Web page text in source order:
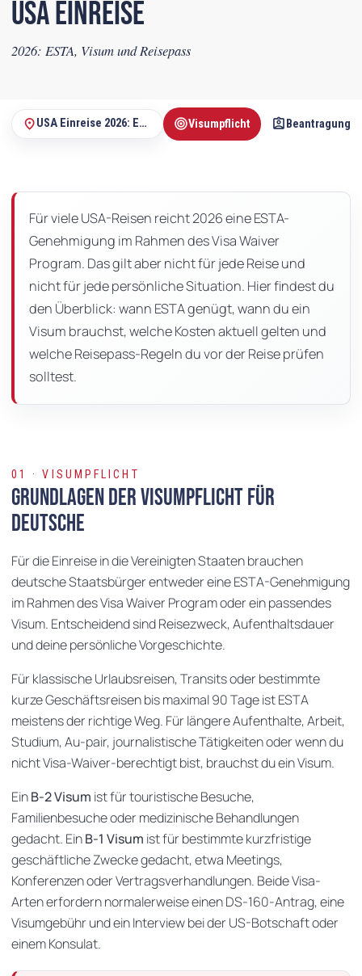
USA Einreise
2026: ESTA, Visum und Reisepass
dieser
Seite
place USA Einreise 2026: ESTA, Visum und Reisepass targetVisumpflicht assignment_ind Beantragung
Für viele USA-Reisen reicht 2026 eine ESTA-
Genehmigung im Rahmen des Visa Waiver
Program. Das gilt aber nicht für jede Reise und
nicht für jede persönliche Situation. Hier findest du
den Überblick: wann ESTA genügt, wann du ein
Visum brauchst, welche Kosten aktuell gelten und
welche Reisepass-Regeln du vor der Reise prüfen
solltest.
01 · VISUMPFLICHT
Grundlagen der Visumpflicht für
Deutsche
Für die Einreise in die Vereinigten Staaten brauchen
deutsche Staatsbürger entweder eine ESTA-Genehmigung
im Rahmen des Visa Waiver Program oder ein passendes
Visum. Entscheidend sind Reisezweck, Aufenthaltsdauer
und deine persönliche Vorgeschichte.
Für klassische Urlaubsreisen, Transits oder bestimmte
kurze Geschäftsreisen bis maximal 90 Tage ist ESTA
meistens der richtige Weg. Für längere Aufenthalte, Arbeit,
Studium, Au-pair, journalistische Tätigkeiten oder wenn du
nicht Visa-Waiver-berechtigt bist, brauchst du ein Visum.
EinB-2 Visum ist für touristische Besuche,
Familienbesuche oder medizinische Behandlungen
gedacht. EinB-1 Visum ist für bestimmte kurzfristige
geschäftliche Zwecke gedacht, etwa Meetings,
Konferenzen oder Vertragsverhandlungen. Beide Visa-
Arten erfordern normalerweise einen DS-160-Antrag, eine
Visumgebühr und ein Interview bei der US-Botschaft oder
einem Konsulat.